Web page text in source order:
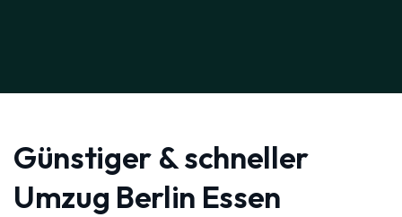
Günstiger & schneller
Umzug Berlin Essen